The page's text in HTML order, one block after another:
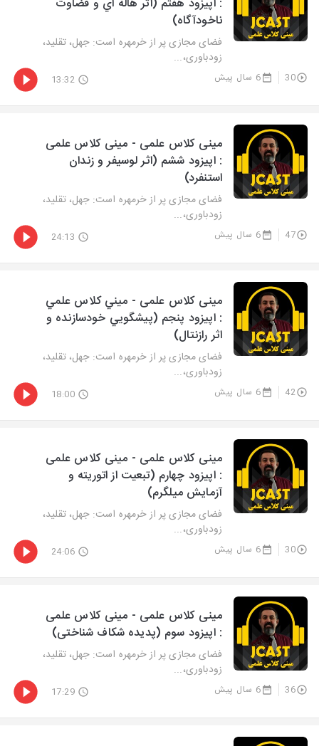
: اپيزود هفتم (اثر هاله اي و قضاوت
ناخودآگاه)
فضای مجازی پر از خرمهره است: جهل، تقلید،
زودباوری،...
30 6 سال پیش 13:32
مینی کلاس علمی - مینی کلاس علمی
: اپیزود ششم (اثر لوسیفر و زندان
استنفرد)
فضای مجازی پر از خرمهره است: جهل، تقلید،
زودباوری،...
47 6 سال پیش 24:13
مینی کلاس علمی - ميني كلاس علمي
: اپيزود پنجم (پيشگويي خودسازنده و
اثر رازنتال)
فضای مجازی پر از خرمهره است: جهل، تقلید،
زودباوری،...
42 6 سال پیش 18:00
مینی کلاس علمی - مینی کلاس علمی
: اپیزود چهارم (تبعیت از اتوریته و
آزمایش میلگرم)
فضای مجازی پر از خرمهره است: جهل، تقلید،
زودباوری،...
30 6 سال پیش 24:06
مینی کلاس علمی - مینی کلاس علمی
: اپیزود سوم (پدیده شکاف شناختی)
فضای مجازی پر از خرمهره است: جهل، تقلید،
زودباوری،...
36 6 سال پیش 17:29